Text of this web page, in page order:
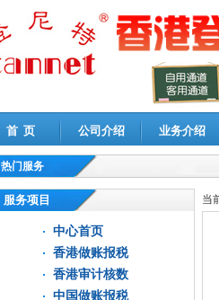
首 页 公司介绍 业务介绍
热门服务
高新技术企业认定审计|企业所得税汇算清缴申
服务项目
中心首页
香港做账报税
香港审计核数
中国做账报税
当